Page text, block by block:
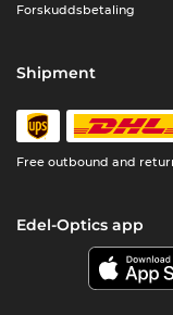
Forskuddsbetaling
Shipment
Free outbound and
Edel-Optics app